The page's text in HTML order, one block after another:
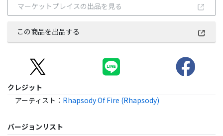
マーケットプレイスの出品を見る
この商品を出品する
クレジット
アーティスト ： Rhapsody Of Fire (Rhapsody)
バージョンリスト